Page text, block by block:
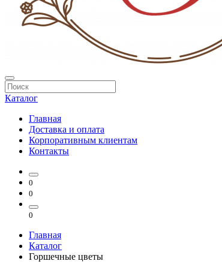
Каталог
Главная
Доставка и оплата
Корпоративным клиентам
Контакты
0
0
0
Главная
Каталог
Горшечные цветы